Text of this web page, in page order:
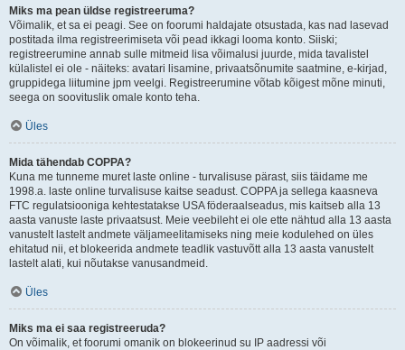
Miks ma pean üldse registreeruma?
Võimalik, et sa ei peagi. See on foorumi haldajate otsustada, kas nad lasevad
postitada ilma registreerimiseta või pead ikkagi looma konto. Siiski;
registreerumine annab sulle mitmeid lisa võimalusi juurde, mida tavalistel
külalistel ei ole - näiteks: avatari lisamine, privaatsõnumite saatmine, e-kirjad,
gruppidega liitumine jpm veelgi. Registreerumine võtab kõigest mõne minuti,
seega on soovituslik omale konto teha.
Üles
Mida tähendab COPPA?
Kuna me tunneme muret laste online - turvalisuse pärast, siis täidame me
1998.a. laste online turvalisuse kaitse seadust. COPPA ja sellega kaasneva
FTC regulatsiooniga kehtestatakse USA föderaalseadus, mis kaitseb alla 13
aasta vanuste laste privaatsust. Meie veebileht ei ole ette nähtud alla 13 aasta
vanustelt lastelt andmete väljameelitamiseks ning meie kodulehed on üles
ehitatud nii, et blokeerida andmete teadlik vastuvõtt alla 13 aasta vanustelt
lastelt alati, kui nõutakse vanusandmeid.
Üles
Miks ma ei saa registreeruda?
On võimalik, et foorumi omanik on blokeerinud su IP aadressi või